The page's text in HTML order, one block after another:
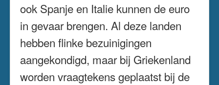
ook Spanje en Italie kunnen de euro
in gevaar brengen. Al deze landen
hebben flinke bezuinigingen
aangekondigd, maar bij Griekenland
worden vraagtekens geplaatst bij de